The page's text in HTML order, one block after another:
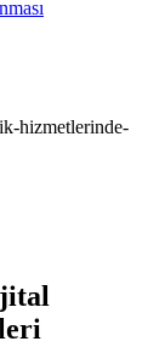
hizmetlerinde-